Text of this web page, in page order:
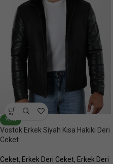
YENI
Vostok Erkek Siyah Kısa Hakiki Deri
Ceket
Ceket, Erkek Deri Ceket, Erkek Deri